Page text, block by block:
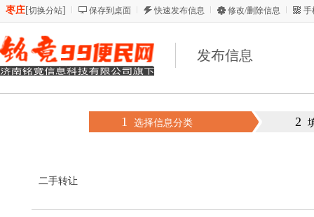
枣庄[切换分站] 保存到桌面 快速发布信息 修改/删除信息 手
发布信息
1 选择信息分类 2
二手转让